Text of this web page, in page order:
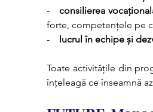
- consilierea
forte, competențele pe
-
lucrul în echipe și
Toate activitățile din
înțeleagă ce înseamnă